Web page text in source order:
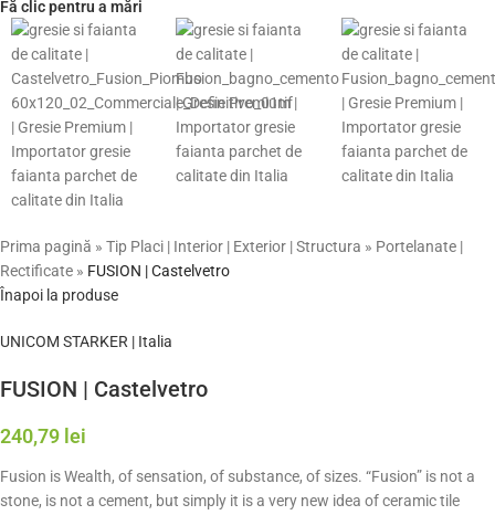
Fă clic pentru a mări
Prima pagină » Tip Placi | Interior | Exterior | Structura » Portelanate |
Rectificate » FUSION | Castelvetro
Înapoi la produse
UNICOM STARKER | Italia
FUSION | Castelvetro
240,79 lei
Fusion is Wealth, of sensation, of substance, of sizes. “Fusion” is not a
stone, is not a cement, but simply it is a very new idea of ceramic tile